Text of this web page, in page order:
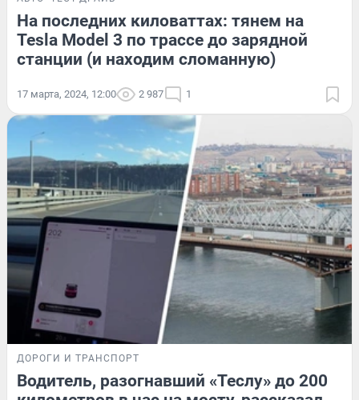
На последних киловаттах: тянем на
Tesla Model 3 по трассе до зарядной
станции (и находим сломанную)
17 марта, 2024, 12:00 2 987 1
ДОРОГИ И ТРАНСПОРТ
Водитель, разогнавший «Теслу» до 200